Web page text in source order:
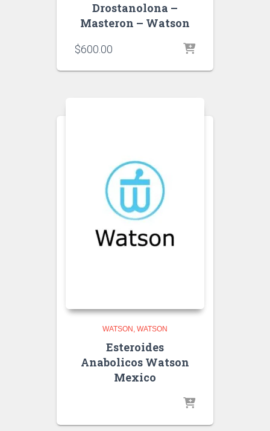
Drostanolona –
Masteron – Watson
$600.00
WATSON WATSON
Esteroides
Anabolicos Watson
Mexico